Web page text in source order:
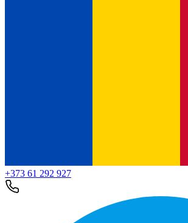
+373 61 292 927